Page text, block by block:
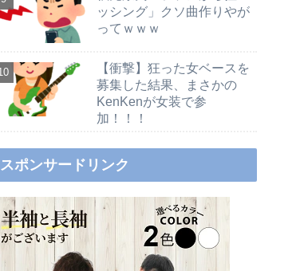
ッシング」クソ曲作りやが
ってｗｗｗ
【衝撃】狂った女ベースを
募集した結果、まさかの
KenKenが女装で参
加！！！
スポンサードリンク